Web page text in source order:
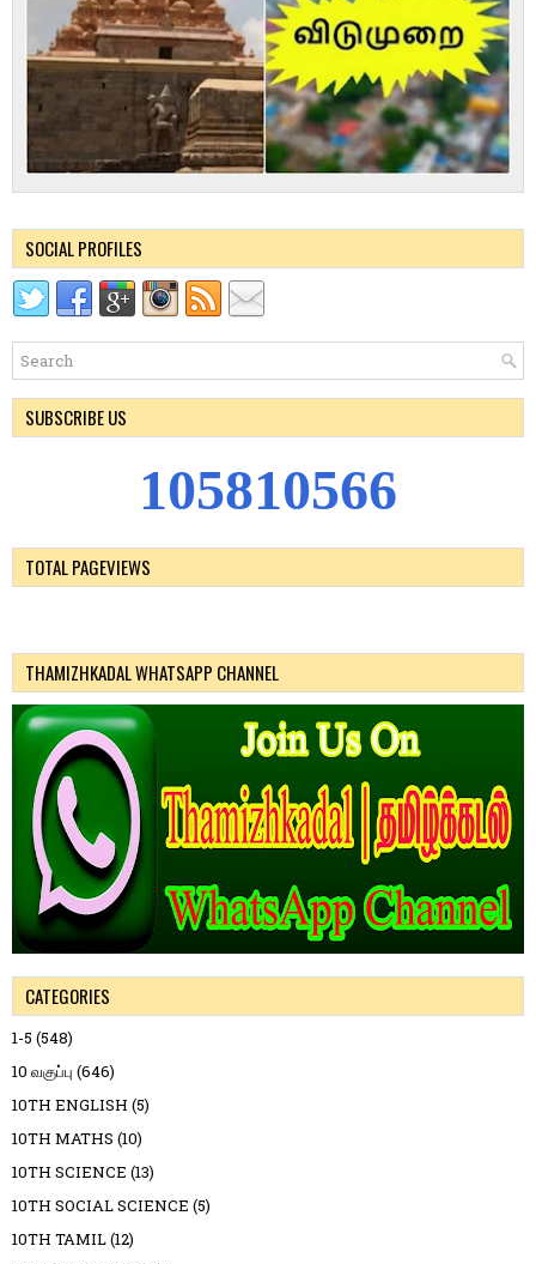
SOCIAL PROFILES
SUBSCRIBE US
105810566
TOTAL PAGEVIEWS
THAMIZHKADAL WHATSAPP CHANNEL
CATEGORIES
1-5 (548)
10 வகுப்பு (646)
10TH ENGLISH (5)
10TH MATHS (10)
10TH SCIENCE (13)
10TH SOCIAL SCIENCE (5)
10TH TAMIL(12)